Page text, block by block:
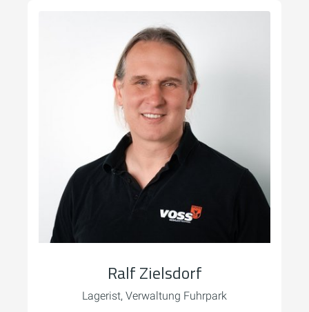
Ralf Zielsdorf
Lagerist, Verwaltung Fuhrpark